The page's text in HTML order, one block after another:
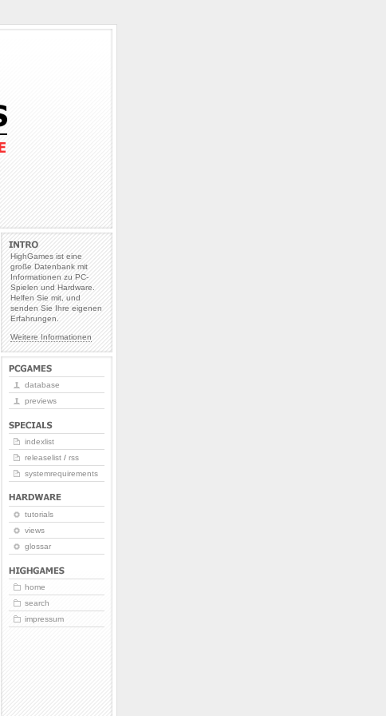
HighGames ist eine
große Datenbank mit
Informationen zu PC-
Spielen und Hardware.
Helfen Sie mit, und
senden Sie Ihre eigenen
Erfahrungen.
Weitere Informationen
database
previews
indexlist
releaselist / rss
systemrequirements
tutorials
views
glossar
home
search
impressum